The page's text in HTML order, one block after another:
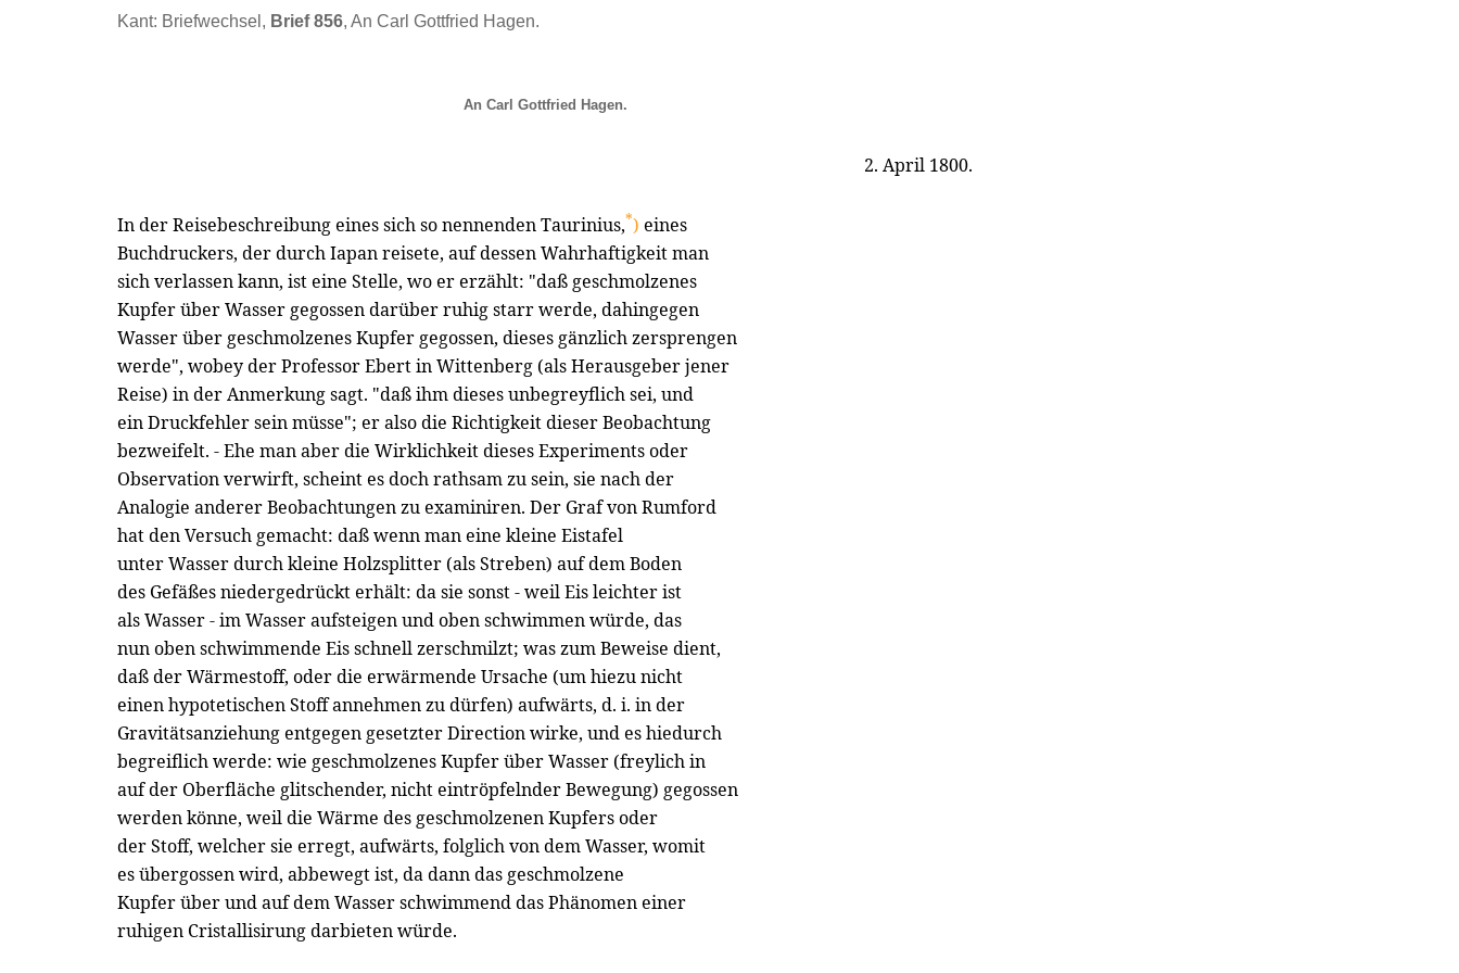
Kant: Briefwechsel, Brief 856, An Carl Gottfried Hagen.
An Carl Gottfried Hagen.
2. April 1800.
In der Reisebeschreibung eines sich so nennenden Taurinius,*) eines
Buchdruckers, der durch Iapan reisete, auf dessen Wahrhaftigkeit man
sich verlassen kann, ist eine Stelle, wo er erzählt: "daß geschmolzenes
Kupfer über Wasser gegossen darüber ruhig starr werde, dahingegen
Wasser über geschmolzenes Kupfer gegossen, dieses gänzlich zersprengen
werde", wobey der Professor Ebert in Wittenberg (als Herausgeber jener
Reise) in der Anmerkung sagt. "daß ihm dieses unbegreyflich sei, und
ein Druckfehler sein müsse"; er also die Richtigkeit dieser Beobachtung
bezweifelt. - Ehe man aber die Wirklichkeit dieses Experiments oder
Observation verwirft, scheint es doch rathsam zu sein, sie nach der
Analogie anderer Beobachtungen zu examiniren. Der Graf von Rumford
hat den Versuch gemacht: daß wenn man eine kleine Eistafel
unter Wasser durch kleine Holzsplitter (als Streben) auf dem Boden
des Gefäßes niedergedrückt erhält: da sie sonst - weil Eis leichter ist
als Wasser - im Wasser aufsteigen und oben schwimmen würde, das
nun oben schwimmende Eis schnell zerschmilzt; was zum Beweise dient,
daß der Wärmestoff, oder die erwärmende Ursache (um hiezu nicht
einen hypotetischen Stoff annehmen zu dürfen) aufwärts, d. i. in der
Gravitätsanziehung entgegen gesetzter Direction wirke, und es hiedurch
begreiflich werde: wie geschmolzenes Kupfer über Wasser (freylich in
auf der Oberfläche glitschender, nicht eintröpfelnder Bewegung) gegossen
werden könne, weil die Wärme des geschmolzenen Kupfers oder
der Stoff, welcher sie erregt, aufwärts, folglich von dem Wasser, womit
es übergossen wird, abbewegt ist, da dann das geschmolzene
Kupfer über und auf dem Wasser schwimmend das Phänomen einer
ruhigen Cristallisirung darbieten würde.